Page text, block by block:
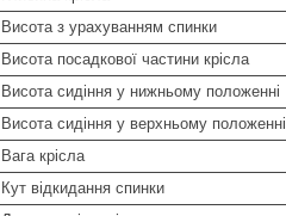
Висота з урахуванням спинки
Висота посадкової частини крісла
Висота сидіння у нижньому положенні
Висота сидіння у верхньому положенні
Вага крісла
Кут відкидання спинки